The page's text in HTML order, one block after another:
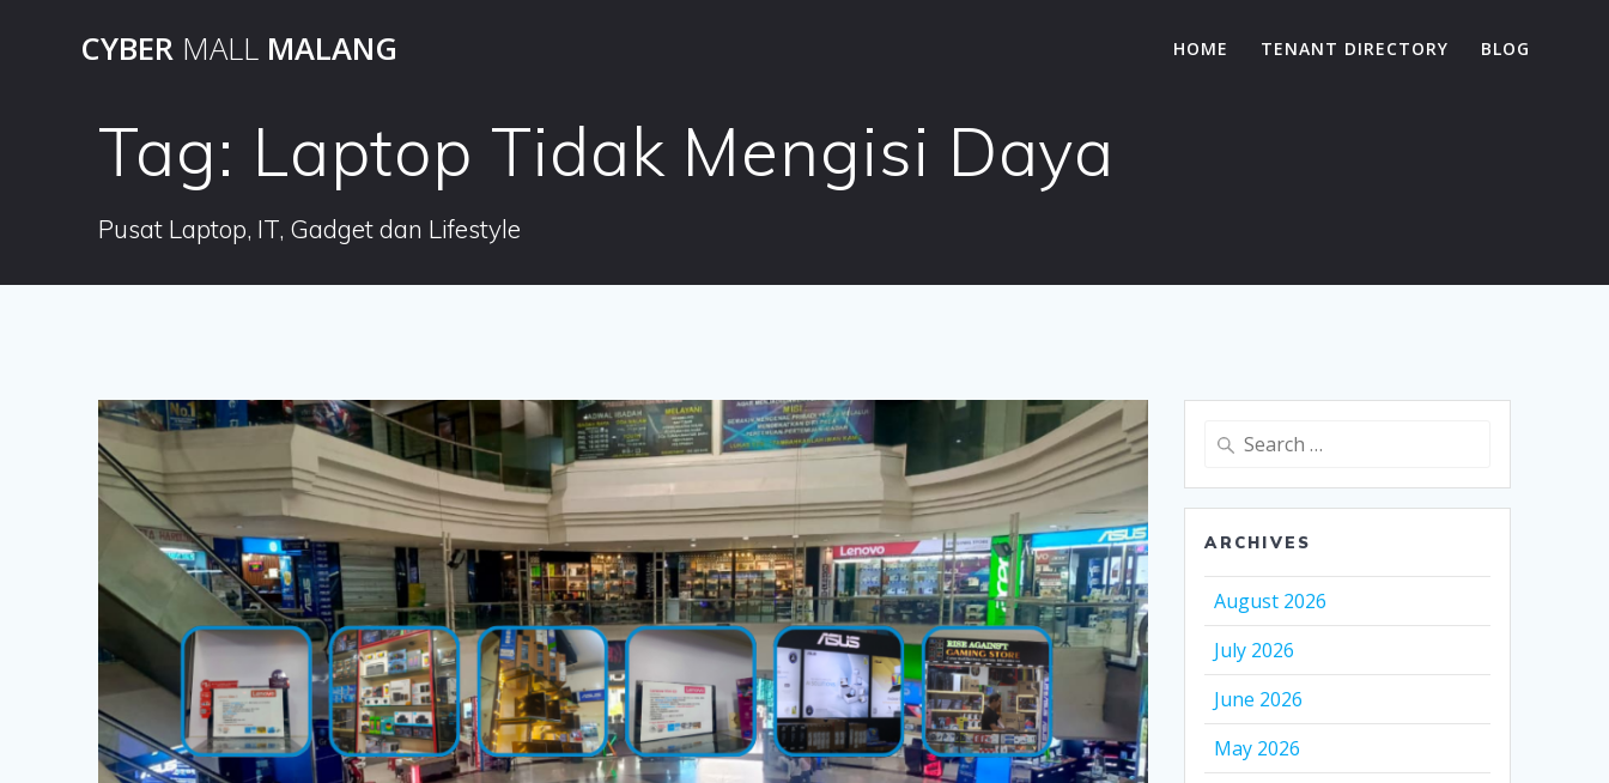
CYBER MALL MALANG HOME TENANT DIRECTORY BLOG
Tag: Laptop Tidak Mengisi Daya
Pusat Laptop, IT, Gadget dan Lifestyle
Search
ARCHIVES
August 2026
July 2026
June 2026
May 2026